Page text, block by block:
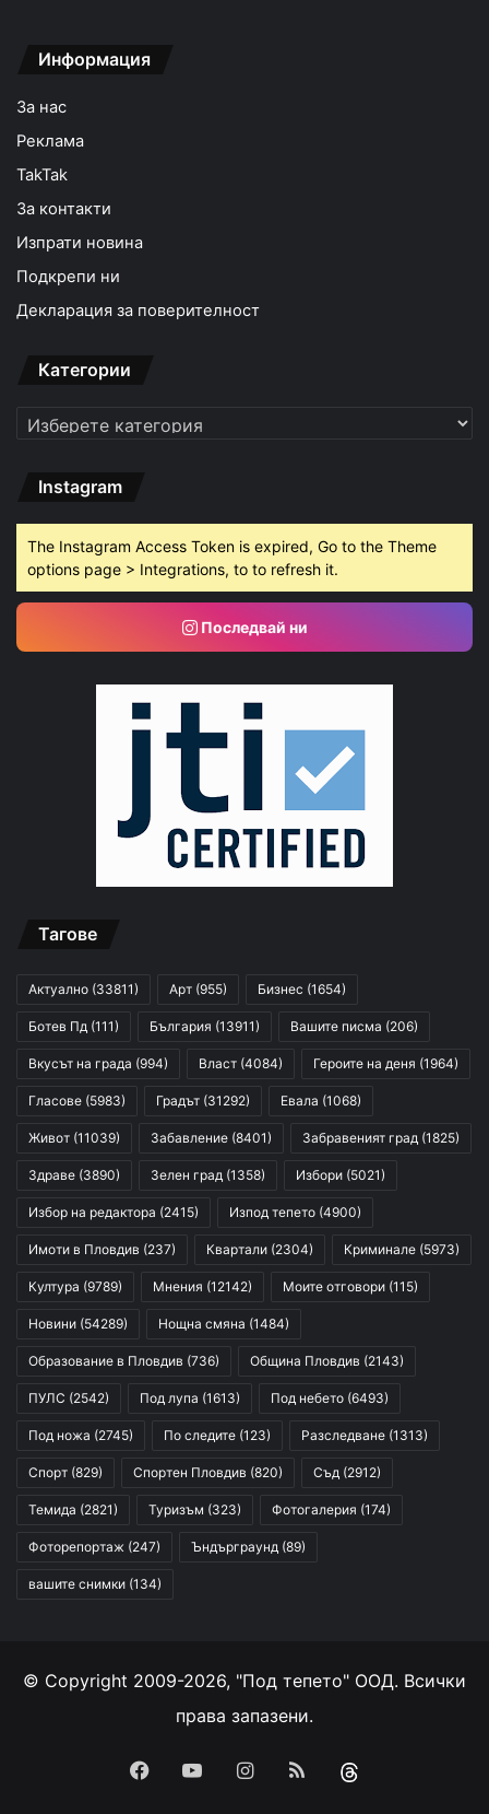
Информация
За нас
Реклама
TakTak
За контакти
Изпрати новина
Подкрепи ни
Декларация за поверителност
Категории
Категории
Instagram
The Instagram Access Token is expired, Go to the Theme
options page > Integrations, to to refresh it.
Последвай ни
Тагове
Актуално (33811) Арт (955) Бизнес (1654)
Ботев Пд (111) България (13911) Вашите писма (206)
Вкусът на града (994) Власт (4084) Героите на деня (1964)
Гласове (5983) Градът (31292) Евала (1068)
Живот (11039) Забавление (8401) Забравеният град (1825)
Здраве (3890) Зелен град (1358) Избори (5021)
Избор на редактора (2415) Изпод тепето (4900)
Имоти в Пловдив (237) Квартали (2304) Криминале (5973)
Култура (9789) Мнения (12142) Моите отговори (115)
Новини (54289) Нощна смяна (1484)
Образование в Пловдив (736) Община Пловдив (2143)
ПУЛС (2542) Под лупа (1613) Под небето (6493)
Под ножа (2745) По следите (123) Разследване (1313)
Спорт (829) Спортен Пловдив (820) Съд (2912)
Темида (2821) Туризъм (323) Фотогалерия (174)
Фоторепортаж (247) Ъндърграунд (89)
вашите снимки (134)
© Copyright 2009-2026, "Под тепето" ООД. Всички
права запазени.
Facebook
YouTubeInstagram
RSS